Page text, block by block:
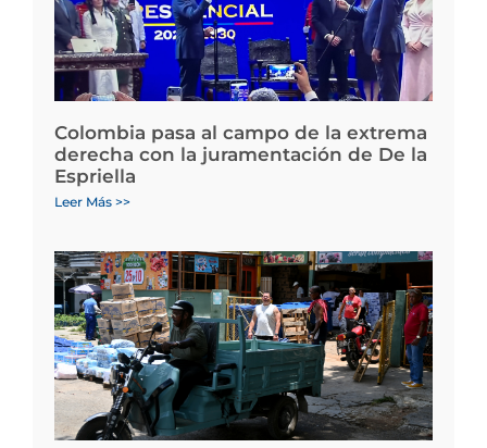
Colombia pasa al campo de la extrema
derecha con la juramentación de De la
Espriella
Leer Más >>